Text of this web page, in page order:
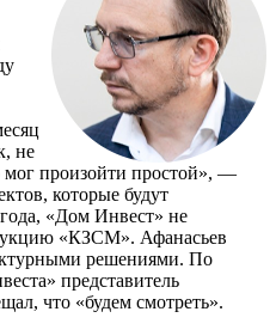
не
мог произойти простой», —
которые будут
«Дом Инвест» не
«КЗСМ». Афанасьев
решениями. По
представитель
что «будем смотреть».